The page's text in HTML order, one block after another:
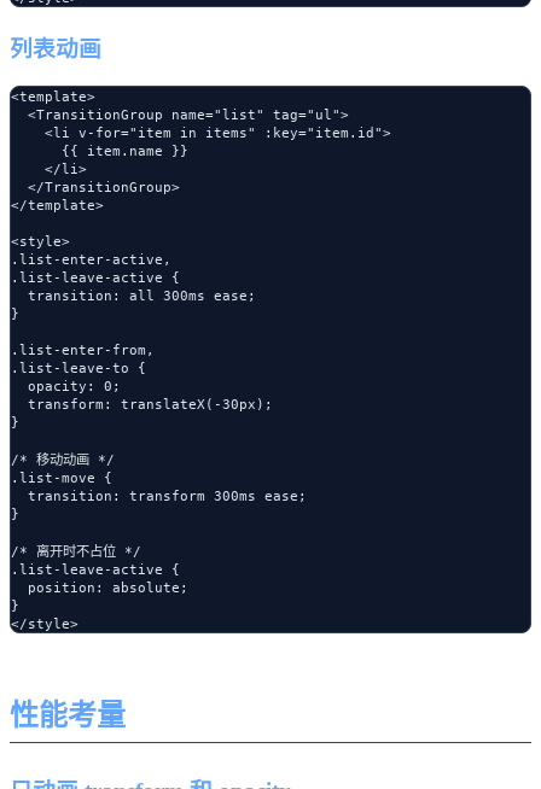
列表动画
<template>
  <TransitionGroup name="list" tag="ul">
    <li v-for="item in items" :key="item.id">
      {{ item.name }}
    </li>
  </TransitionGroup>
</template>
<style>
.list-enter-active,
.list-leave-active {
  transition: all 300ms ease;
}
.list-enter-from,
.list-leave-to {
  opacity: 0;
  transform: translateX(-30px);
}
/* 移动动画 */
.list-move {
  transition: transform 300ms ease;
}
/* 离开时不占位 */
.list-leave-active {
  position: absolute;
}
性能考量